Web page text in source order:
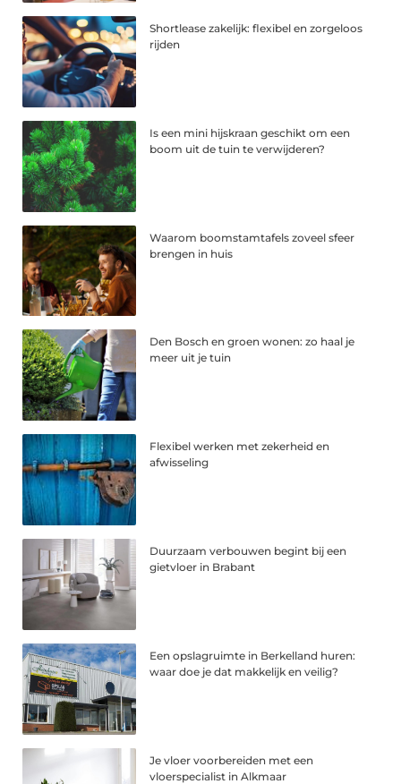
Shortlease zakelijk: flexibel en zorgeloos
rijden
Is een mini hijskraan geschikt om een
boom uit de tuin te verwijderen?
Waarom boomstamtafels zoveel sfeer
brengen in huis
Den Bosch en groen wonen: zo haal je
meer uit je tuin
Flexibel werken met zekerheid en
afwisseling
Duurzaam verbouwen begint bij een
gietvloer in Brabant
Een opslagruimte in Berkelland huren:
waar doe je dat makkelijk en veilig?
Je vloer voorbereiden met een
vloerspecialist in Alkmaar